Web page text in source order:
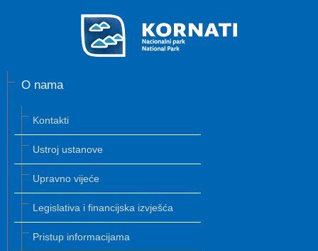
O nama
Kontakti
Ustroj ustanove
Upravno vijeće
Legislativa i financijska izvješća
Pristup informacijama